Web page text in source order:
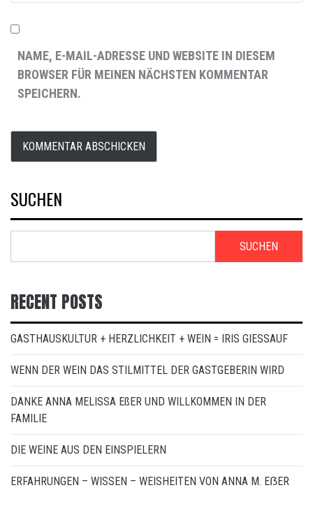
NAME, E-MAIL-ADRESSE UND WEBSITE IN DIESEM
BROWSER FÜR MEINEN NÄCHSTEN KOMMENTAR
SPEICHERN.
SUCHEN
SUCHEN
RECENT POSTS
GASTHAUSKULTUR + HERZLICHKEIT + WEIN = IRIS GIESSAUF
WENN DER WEIN DAS STILMITTEL DER GASTGEBERIN WIRD
DANKE ANNA MELISSA EßER UND WILLKOMMEN IN DER
FAMILIE
DIE WEINE AUS DEN EINSPIELERN
ERFAHRUNGEN – WISSEN – WEISHEITEN VON ANNA M. EẞER